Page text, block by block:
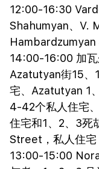
12:00-16:30
Shahumyan、V.
Hambardzumyan
14:00-16:00 加瓦
Azatutyan街15、
宅、Azatutyan 1
4-42个私人住宅
住宅和1、2、3死
Street，私人住
13:00-15:00